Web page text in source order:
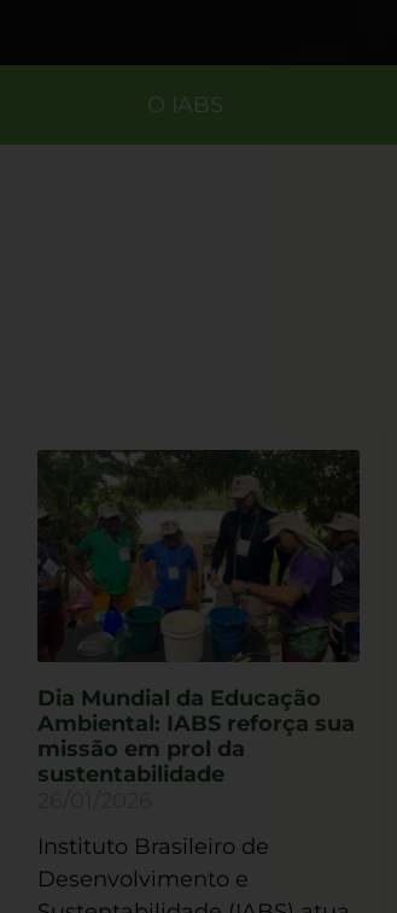
O IABS
Dia Mundial da Educação
Ambiental: IABS reforça sua
missão em prol da
sustentabilidade
Instituto Brasileiro de
Desenvolvimento e